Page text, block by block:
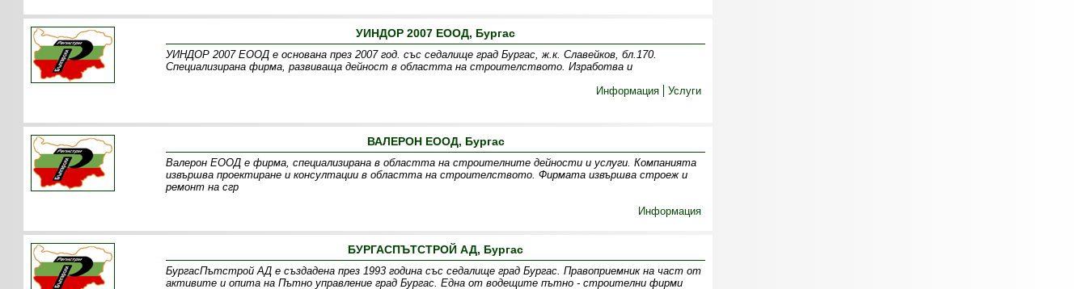
УИНДОР 2007 ЕООД, Бургас
УИНДОР 2007 ЕООД е основана през 2007 год. със седалище град Бургас, ж.к. Славейков, бл.170.
Специализирана фирма, развиваща дейност в областта на строителството. Изработва и
Информация
Услуги
ВАЛЕРОН ЕООД, Бургас
Валерон ЕООД е фирма, специализирана в областта на строителните дейности и услуги. Компанията
извършва проектиране и консултации в областта на строителството. Фирмата извършва строеж и
ремонт на сгр
Информация
БУРГАСПЪТСТРОЙ АД, Бургас
БургасПътстрой АД е създадена през 1993 година със седалище град Бургас. Правоприемник на част от
активите и опита на Пътно управление град Бургас. Една от водещите пътно - строителни фирми